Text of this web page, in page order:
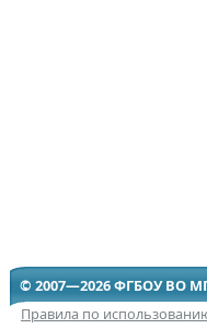
© 2007—2026 ФГБОУ ВО
Правила по